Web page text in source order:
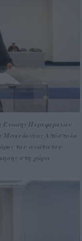
Ένωσης Περιφερειών
Μακεδονίας Απόστολο
του ανώτατου
στη χώρα